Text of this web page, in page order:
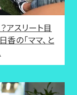
アスリート目
の「ママ、と